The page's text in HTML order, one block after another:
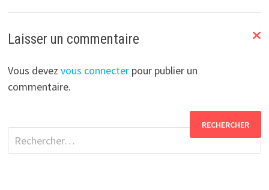
Laisser un commentaire
Vous devez vous connecterpour publier un
commentaire.